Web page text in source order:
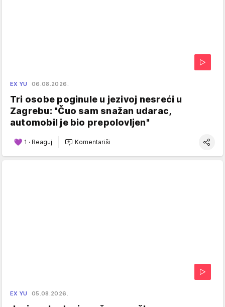
EX YU 06.08.2026.
Tri osobe poginule u jezivoj nesreći u
Zagrebu: "Čuo sam snažan udarac,
automobil je bio prepolovljen"
1 · Reaguj Komentariši
EX YU 05.08.2026.